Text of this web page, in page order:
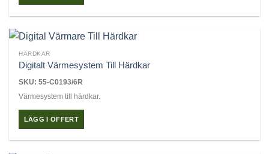
HÄRDKAR
Digitalt Värmesystem Till Härdkar
SKU: 55-C0193/6R
Värmesystem till härdkar.
LÄGG I OFFERT